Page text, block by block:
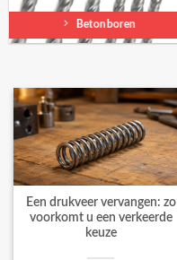
Betonboren
Een drukveer vervangen: zo
voorkomt u een verkeerde
keuze